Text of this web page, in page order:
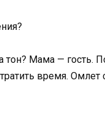
Мама — гость.
время.